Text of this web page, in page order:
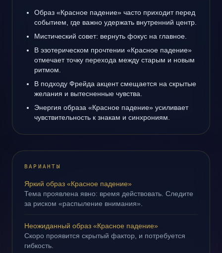
Образ «Красное падение» часто приходит перед
событием, где важно удержать внутренний центр.
Мистический совет: вернуть фокус на главное.
В эзотерическом прочтении «Красное падение»
отмечает точку перехода между старым и новым
ритмом.
В подходу Фрейда акцент смещается на скрытые
желания и вытесненные чувства.
Энергия образа «Красное падение» усиливает
чувствительность к знакам и синхрониям.
ВАРИАНТЫ
Яркий образ «Красное падение»
Тема проявлена явно: время действовать. Следите
за риском «распыление внимания».
Неожиданный образ «Красное падение»
Скоро проявится скрытый фактор, и потребуется
гибкость.